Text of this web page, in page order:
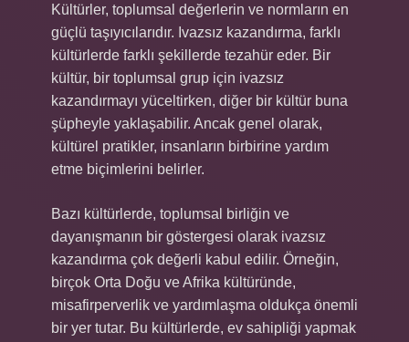
Kültürler, toplumsal değerlerin ve normların en
güçlü taşıyıcılarıdır. Ivazsız kazandırma, farklı
kültürlerde farklı şekillerde tezahür eder. Bir
kültür, bir toplumsal grup için ivazsız
kazandırmayı yüceltirken, diğer bir kültür buna
şüpheyle yaklaşabilir. Ancak genel olarak,
kültürel pratikler, insanların birbirine yardım
etme biçimlerini belirler.
Bazı kültürlerde, toplumsal birliğin ve
dayanışmanın bir göstergesi olarak ivazsız
kazandırma çok değerli kabul edilir. Örneğin,
birçok Orta Doğu ve Afrika kültüründe,
misafirperverlik ve yardımlaşma oldukça önemli
bir yer tutar. Bu kültürlerde, ev sahipliği yapmak